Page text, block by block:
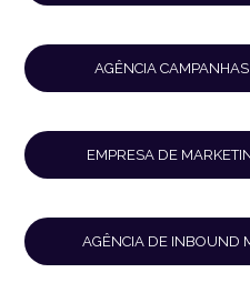
AGÊNCIA
EMPRESA DE
AGÊNCIA DE INBOUND